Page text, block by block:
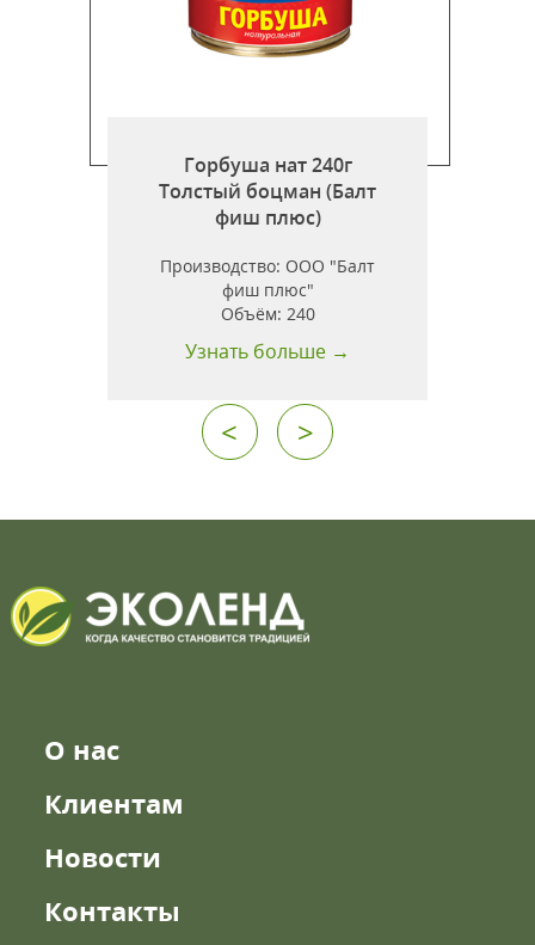
Горбуша нат 240г
Толстый боцман (Балт
фиш плюс)
Производство: ООО "Балт
фиш плюс"
Объём: 240
Узнать больше →
< >
О нас
Клиентам
Новости
Контакты